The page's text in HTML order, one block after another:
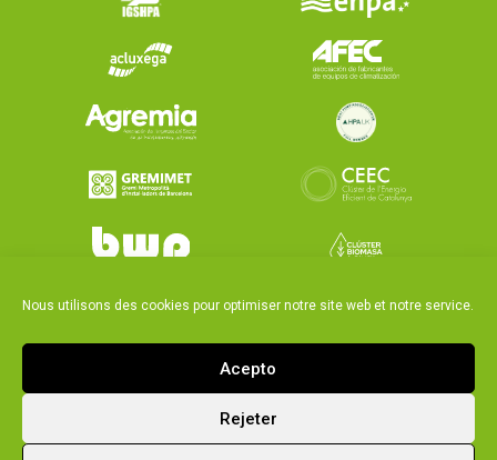
Nous utilisons des cookies pour optimiser notre site web et notre service.
Acepto
Rejeter
Politique générale|Legal notice and privacy policy